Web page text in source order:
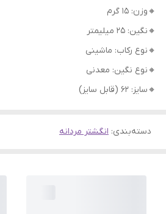
🔸وزن: 15 گرم
🔸نگین: 25 میلیمتر
🔸نوع رکاب: ماشینی
🔸نوع نگین: معدنی
🔸سایز: 62 (قابل سایز)
دسته‌بندی: انگشتر مردانه